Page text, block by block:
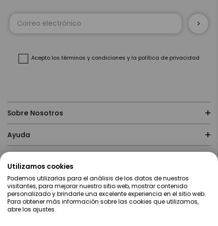
Acepto los términos y condiciones y la política de privacidad
Sobre Nosotros
Ayuda
Contacto
Utilizamos cookies
Podemos utilizarlas para el análisis de los datos de nuestros
visitantes, para mejorar nuestro sitio web, mostrar contenido
personalizado y brindarle una excelente experiencia en el sitio web.
Para obtener más información sobre las cookies que utilizamos,
abre los ajustes.